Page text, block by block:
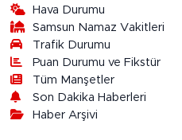
Hava Durumu
Samsun Namaz Vakitleri
Trafik Durumu
Puan Durumu ve Fikstür
Tüm Manşetler
Son Dakika Haberleri
Haber Arşivi